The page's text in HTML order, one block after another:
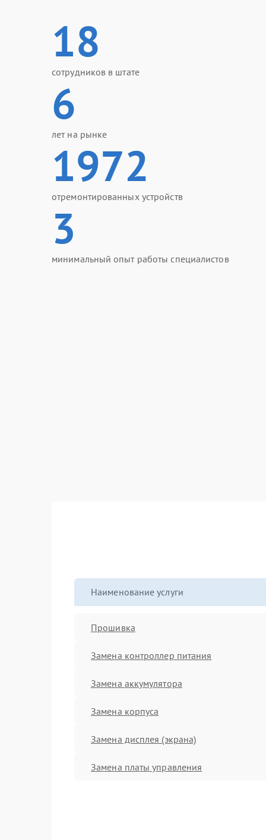
18
сотрудников в штате
6
лет на рынке
1972
отремонтированных устройств
3
минимальный опыт работы специалистов
Наименование услуги
Прошивка
Замена контроллер питания
Замена аккумулятора
Замена корпуса
Замена дисплея (экрана)
Замена платы управления